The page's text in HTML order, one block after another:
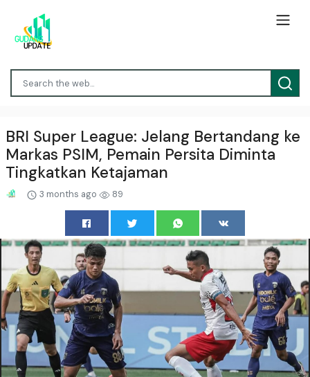
BRI Super League: Jelang Bertandang ke
Markas PSIM, Pemain Persita Diminta
Tingkatkan Ketajaman
3 months ago 89